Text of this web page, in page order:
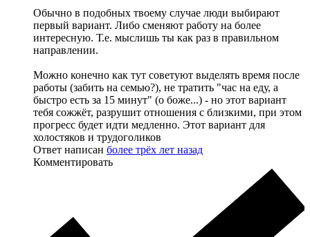
Обычно в подобных твоему случае люди выбирают
первый вариант. Либо сменяют работу на более
интересную. Т.е. мыслишь ты как раз в правильном
направлении.
Можно конечно как тут советуют выделять время после
работы (забить на семью?), не тратить "час на еду, а
быстро есть за 15 минут" (о боже...) - но этот вариант
тебя сожжёт, разрушит отношения с близкими, при этом
прогресс будет идти медленно. Этот вариант для
холостяков и трудоголиков
Ответ написан более трёх лет назад
Комментировать